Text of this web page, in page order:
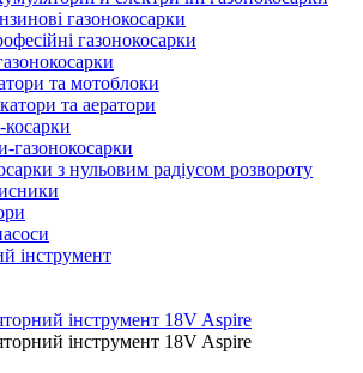
газонокосарки
газонокосарки
та мотоблоки
та аератори
газонокосарки
з нульовим радіусом розвороту
інструмент
інструмент 18V Aspire
інструмент 18V Aspire